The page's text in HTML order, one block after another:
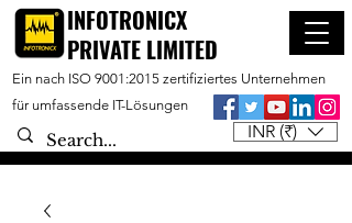
INFOTRONICX
PRIVATE LIMITED
Ein nach ISO 9001:2015 zertifiziertes Unternehmen
für umfassende IT-Lösungen
INR (₹)